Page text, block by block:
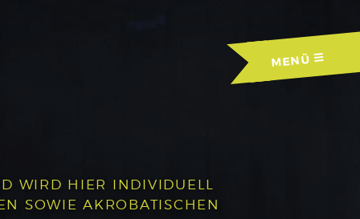
MENÜ
WIRD HIER INDIVIDUELL
SOWIE AKROBATISCHEN